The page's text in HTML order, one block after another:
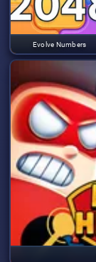
Evolve Numbers